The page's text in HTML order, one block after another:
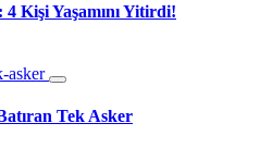
4 Kişi Yaşamını Yitirdi!
Tek Asker